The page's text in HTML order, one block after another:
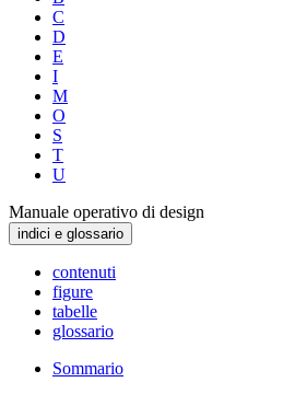
C
D
E
I
M
O
S
T
U
Manuale operativo di design
indici e glossario
contenuti
figure
tabelle
glossario
Sommario